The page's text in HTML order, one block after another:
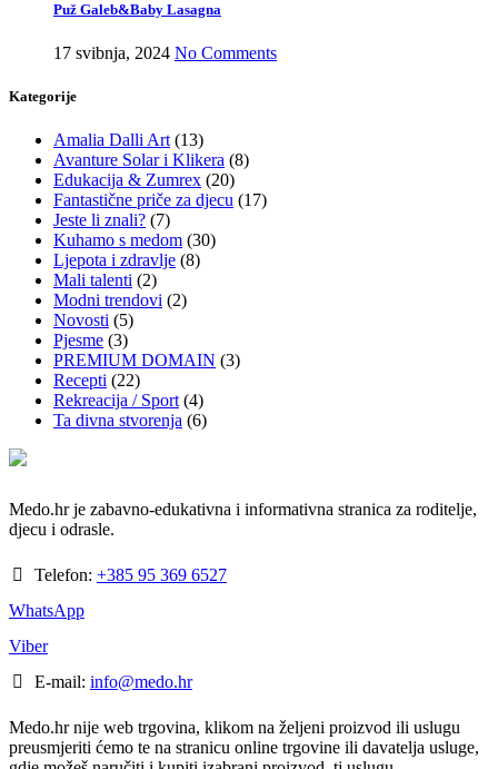
Puž Galeb&Baby Lasagna
17 svibnja, 2024 No Comments
Kategorije
Amalia Dalli Art (13)
Avanture Solar i Klikera (8)
Edukacija & Zumrex (20)
Fantastične priče za djecu (17)
Jeste li znali? (7)
Kuhamo s medom (30)
Ljepota i zdravlje (8)
Mali talenti (2)
Modni trendovi (2)
Novosti (5)
Pjesme (3)
PREMIUM DOMAIN (3)
Recepti (22)
Rekreacija / Sport (4)
Ta divna stvorenja (6)
Medo.hr je zabavno-edukativna i informativna stranica za roditelje,
djecu i odrasle.
Telefon: +385 95 369 6527
WhatsApp
Viber
E-mail: info@medo.hr
Medo.hr nije web trgovina, klikom na željeni proizvod ili uslugu
preusmjeriti ćemo te na stranicu online trgovine ili davatelja usluge,